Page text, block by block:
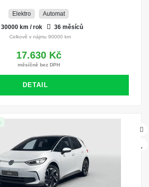
Elektro
Automat
30000 km / rok
36 měsíců
Celkově v nájmu 90000 km
17.630 Kč
měsíčně bez DPH
DETAIL